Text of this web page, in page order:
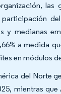
las
y medianas
a medida
en módulos
del Norte
mientras